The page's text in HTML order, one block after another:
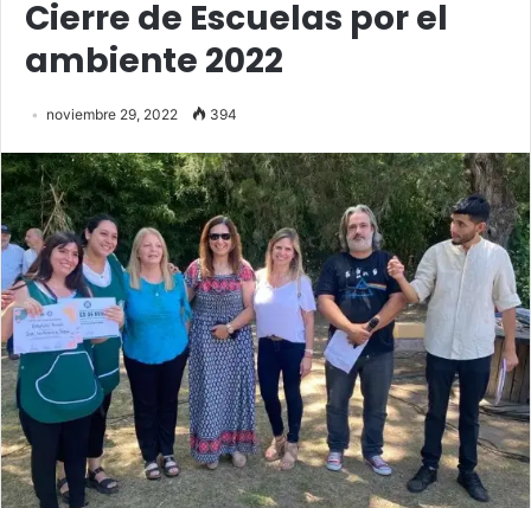
Cierre de Escuelas por el
ambiente 2022
noviembre 29, 2022 394